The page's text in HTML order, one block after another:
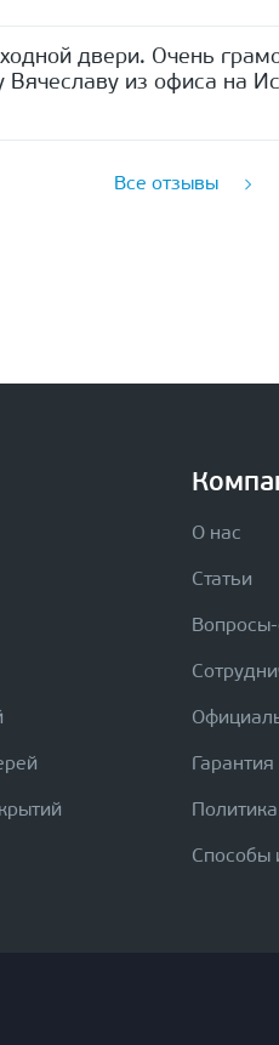
двери. Очень
из офиса на
Все отзывы
О нас
Статьи
Способы